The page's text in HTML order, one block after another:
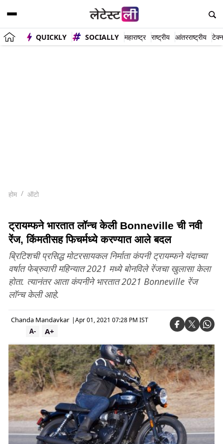
QUICKLY SOCIALLY महाराष्ट्र राष्ट्रीय आंतरराष्ट्रीय
होम ऑटो
ट्रायम्फने भारतात लॉन्च केली Bonneville ची नवी
रेंज, किंमतीसह फिचर्मध्ये करण्यात आले बदल
ब्रिटिशची प्रसिद्ध मोटरसायकल निर्माता कंपनी ट्रायम्फने यंदाच्या
वर्षात फेब्रुवारी महिन्यात 2021 मध्ये बोनविले रेंजचा खुलासा केला
होता. त्यानंतर आता कंपनीने भारतात 2021 Bonneville रेंज
लॉन्च केली आहे.
Chanda Mandavkar |Apr 01, 2021 07:28 PM IST
A+
A-